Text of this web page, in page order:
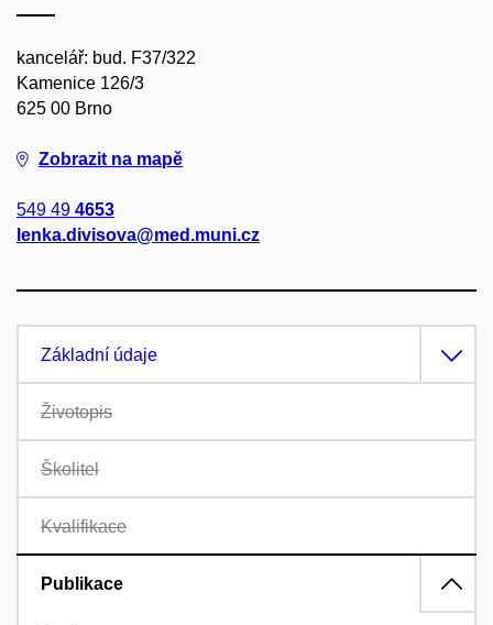
kancelář: bud. F37/322
Kamenice 126/3
625 00 Brno
Zobrazit na mapě
549 49 4653
lenka.divisova@med.muni.cz
Základní údaje
Životopis
Školitel
Kvalifikace
Publikace